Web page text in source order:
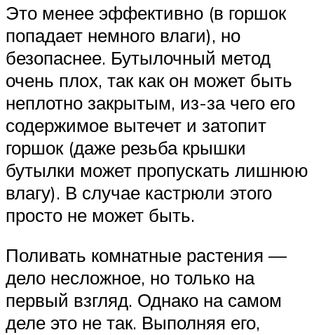
Это менее эффективно (в горшок
попадает немного влаги), но
безопаснее. Бутылочный метод
очень плох, так как он может быть
неплотно закрытым, из-за чего его
содержимое вытечет и затопит
горшок (даже резьба крышки
бутылки может пропускать лишнюю
влагу). В случае кастрюли этого
просто не может быть.
Поливать комнатные растения —
дело несложное, но только на
первый взгляд. Однако на самом
деле это не так. Выполняя его,